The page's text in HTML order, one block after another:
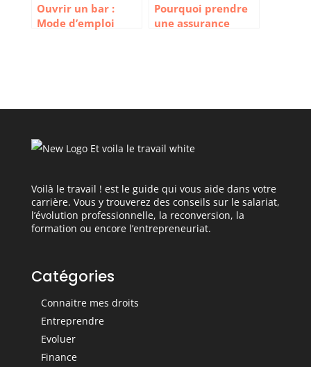
Ouvrir un bar :
Mode d’emploi
Pourquoi prendre
une assurance
Voilà le travail ! est le guide qui vous aide dans votre
carrière. Vous y trouverez des conseils sur le salariat,
l’évolution professionnelle, la reconversion, la
formation ou encore l’entrepreneuriat.
Catégories
Connaitre mes droits
Entreprendre
Evoluer
Finance